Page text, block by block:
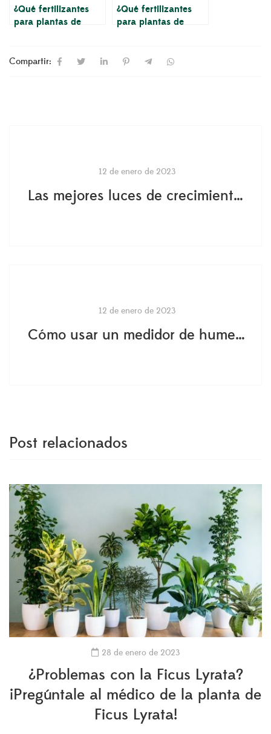
¿Qué fertilizantes
para plantas de
¿Qué fertilizantes
para plantas de
Compartir:
12 de enero de 2023
Las mejores luces de crecimiento para su Ficus Lyrata
12 de enero de 2023
Cómo usar un medidor de humedad para saber cuándo regar su Ficus Lyrata
Post relacionados
28 de enero de 2023
¿Problemas con la Ficus Lyrata?
¡Pregúntale al médico de la planta de
Ficus Lyrata!